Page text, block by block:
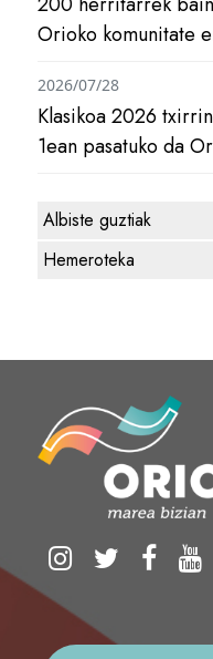
Orioko komunitate
Klasikoa 2026
1ean pasatuko da
2026/07/28
Albiste guztiak
Hemeroteka